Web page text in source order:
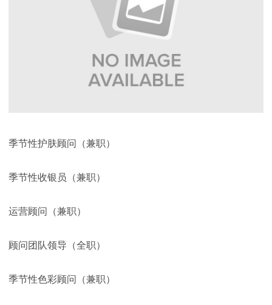
季节性护肤顾问（兼职）
季节性收银员（兼职）
运营顾问（兼职）
顾问团队领导（全职）
季节性色彩顾问（兼职）